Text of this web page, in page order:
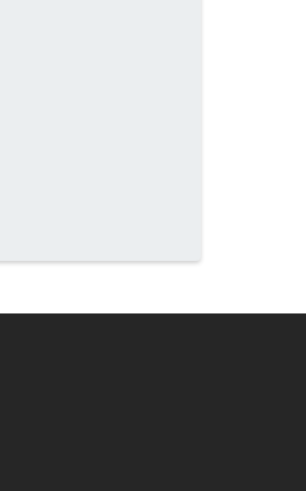
the page number you want to go to